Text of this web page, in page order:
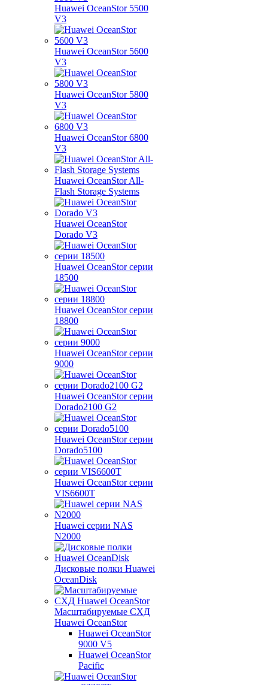
Huawei OceanStor 5500
V3
Huawei OceanStor 5600
V3
Huawei OceanStor 5800
V3
Huawei OceanStor 6800
V3
Huawei OceanStor All-
Flash Storage Systems
Huawei OceanStor
Dorado V3
Huawei OceanStor серии
18500
Huawei OceanStor серии
18800
Huawei OceanStor серии
9000
Huawei OceanStor серии
Dorado2100 G2
Huawei OceanStor серии
Dorado5100
Huawei OceanStor серии
VIS6600T
Huawei серии NAS
N2000
Дисковые полки Huawei
OceanDisk
Масштабируемые СХД
Huawei OceanStor
Huawei OceanStor
9000 V5
Huawei OceanStor
Pacific